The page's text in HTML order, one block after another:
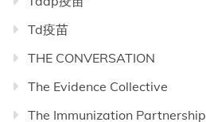
Td疫苗
THE CONVERSATION
The Evidence Collective
The Immunization Partnership